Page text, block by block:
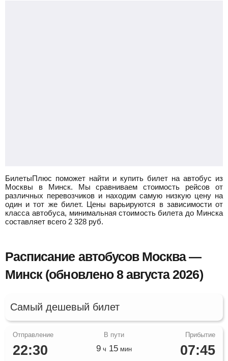
БилетыПлюс поможет найти и купить билет на автобус из
Москвы в Минск.
Мы сравниваем стоимость рейсов от
различных перевозчиков и находим самую низкую цену на
один и тот же билет. Цены варьируются в зависимости от
класса автобуса, минимальная стоимость билета до Минска
составляет всего 2 328 руб.
Расписание автобусов Москва —
Минск (обновлено 8 августа 2026)
Самый дешевый билет
22:30 07:45
9 ч 15 мин